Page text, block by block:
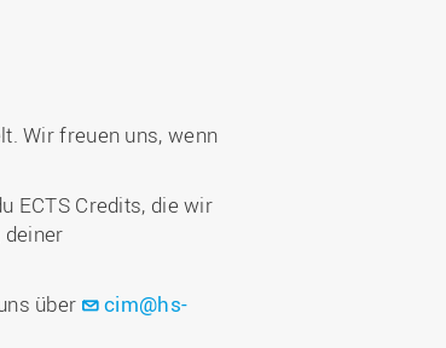
Wir freuen uns, wenn
ECTS Credits, die wir
über
cim@hs-